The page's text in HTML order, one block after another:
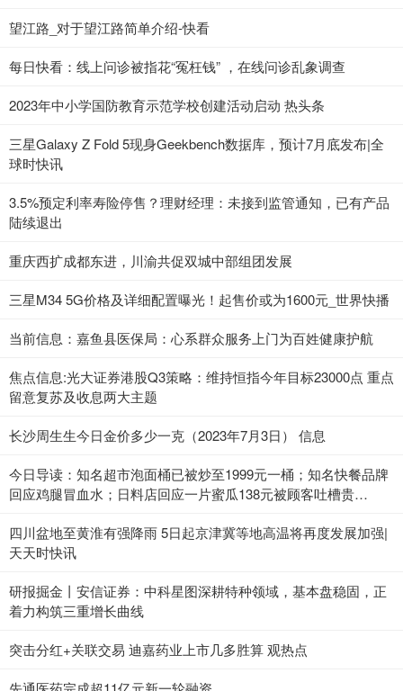
望江路_对于望江路简单介绍-快看
每日快看：线上问诊被指花“冤枉钱” ，在线问诊乱象调查
2023年中小学国防教育示范学校创建活动启动 热头条
三星Galaxy Z Fold 5现身Geekbench数据库，预计7月底发布|全
球时快讯
3.5%预定利率寿险停售？理财经理：未接到监管通知，已有产品
陆续退出
重庆西扩成都东进，川渝共促双城中部组团发展
三星M34 5G价格及详细配置曝光！起售价或为1600元_世界快播
当前信息：嘉鱼县医保局：心系群众服务上门为百姓健康护航
焦点信息:光大证券港股Q3策略：维持恒指今年目标23000点 重点
留意复苏及收息两大主题
长沙周生生今日金价多少一克（2023年7月3日） 信息
今日导读：知名超市泡面桶已被炒至1999元一桶；知名快餐品牌
回应鸡腿冒血水；日料店回应一片蜜瓜138元被顾客吐槽贵
四川盆地至黄淮有强降雨 5日起京津冀等地高温将再度发展加强|
天天时快讯
研报掘金丨安信证券：中科星图深耕特种领域，基本盘稳固，正
着力构筑三重增长曲线
突击分红+关联交易 迪嘉药业上市几多胜算 观热点